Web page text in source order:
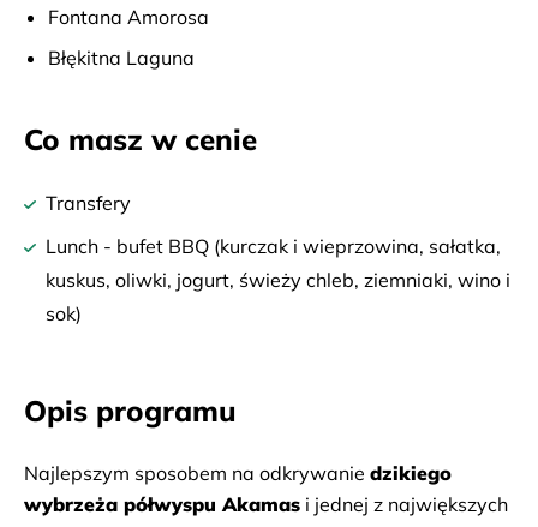
Fontana Amorosa
Błękitna Laguna
Co masz w cenie
Transfery
Lunch - bufet BBQ (kurczak i wieprzowina, sałatka,
kuskus, oliwki, jogurt, świeży chleb, ziemniaki, wino i
sok)
Opis programu
Najlepszym sposobem na odkrywanie dzikiego
wybrzeża półwyspu Akamas i jednej z największych